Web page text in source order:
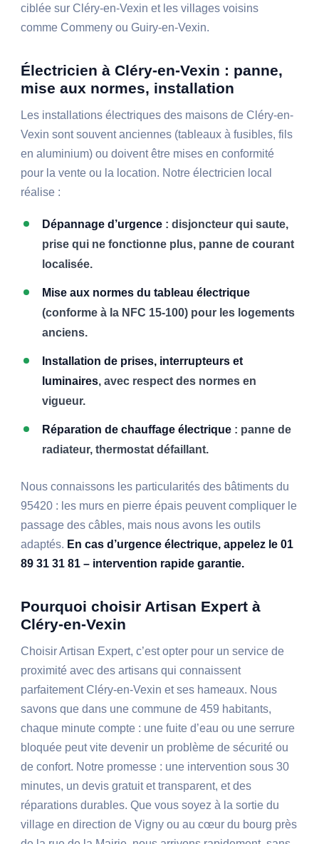
ciblée sur Cléry-en-Vexin et les villages voisins
comme Commeny ou Guiry-en-Vexin.
Électricien à Cléry-en-Vexin : panne,
mise aux normes, installation
Les installations électriques des maisons de Cléry-en-
Vexin sont souvent anciennes (tableaux à fusibles, fils
en aluminium) ou doivent être mises en conformité
pour la vente ou la location. Notre électricien local
réalise :
Dépannage d’urgence : disjoncteur qui saute,
prise qui ne fonctionne plus, panne de courant
localisée.
Mise aux normes du tableau électrique
(conforme à la NFC 15-100) pour les logements
anciens.
Installation de prises, interrupteurs et
luminaires, avec respect des normes en
vigueur.
Réparation de chauffage électrique : panne de
radiateur, thermostat défaillant.
Nous connaissons les particularités des bâtiments du
95420 : les murs en pierre épais peuvent compliquer le
passage des câbles, mais nous avons les outils
adaptés. En cas d’urgence électrique, appelez le 01
89 31 31 81 – intervention rapide garantie.
Pourquoi choisir Artisan Expert à
Cléry-en-Vexin
Choisir Artisan Expert, c’est opter pour un service de
proximité avec des artisans qui connaissent
parfaitement Cléry-en-Vexin et ses hameaux. Nous
savons que dans une commune de 459 habitants,
chaque minute compte : une fuite d’eau ou une serrure
bloquée peut vite devenir un problème de sécurité ou
de confort. Notre promesse : une intervention sous 30
minutes, un devis gratuit et transparent, et des
réparations durables. Que vous soyez à la sortie du
village en direction de Vigny ou au cœur du bourg près